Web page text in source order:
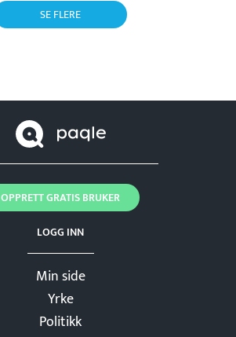
SE FLERE
Min side
Yrke
Politikk
LOGG INN
OPPRETT GRATIS BRUKER